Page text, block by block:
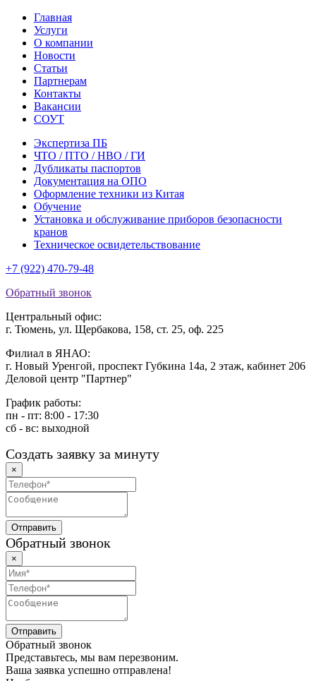
Главная
Услуги
О компании
Новости
Статьи
Партнерам
Контакты
Вакансии
СОУТ
Экспертиза ПБ
ЧТО / ПТО / НВО / ГИ
Дубликаты паспортов
Документация на ОПО
Оформление техники из Китая
Обучение
Установка и обслуживание приборов безопасности
кранов
Техническое освидетельствование
+7 (922) 470-79-48
Обратный звонок
Центральный офис:
г. Тюмень, ул. Щербакова, 158, ст. 25, оф. 225
Филиал в ЯНАО:
г. Новый Уренгой, проспект Губкина 14а, 2 этаж, кабинет 206
Деловой центр "Партнер"
График работы:
пн - пт: 8:00 - 17:30
сб - вс: выходной
Создать заявку за минуту
×
Обратный звонок
×
Обратный звонок
Представьтесь, мы вам перезвоним.
Ваша заявка успешно отправлена!